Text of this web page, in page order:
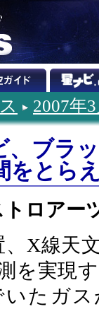
2007年
、ブラ
をとら
トロアー
、X線天
を実現
たガ